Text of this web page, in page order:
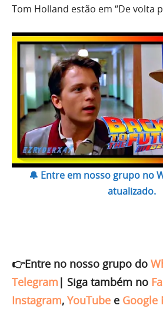
Tom Holland estão em “De volta
🔔 Entre em nosso grupo no
atualizado.
👉Entre no nosso grupo do
Telegram | Siga também no
Instagram, YouTube e Google